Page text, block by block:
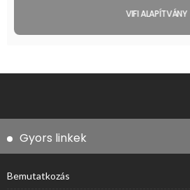
VIFI ALAPÍTVÁNY
Gyors linkek
Bemutatkozás